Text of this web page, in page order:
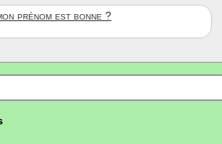
prénom est bonne ?